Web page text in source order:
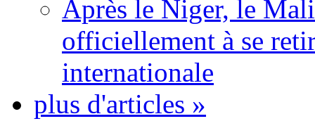
Après le Niger, le
officiellement à se
internationale
plus d'articles »